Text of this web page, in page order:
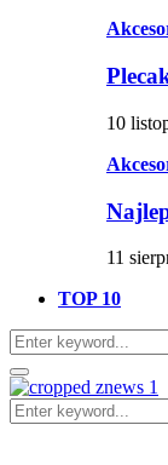
10
11
TOP 10
Search
for:
Primary
Menu
Search
for: